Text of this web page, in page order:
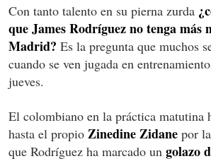
Con tanto talento en su pierna zurda
que James Rodríguez no tenga más
Madrid? Es la pregunta que muchos
cuando se ven jugada en
jueves.
El colombiano en la práctica matutina
hasta el propio Zinedine Zidane por
que Rodríguez ha marcado un golazo